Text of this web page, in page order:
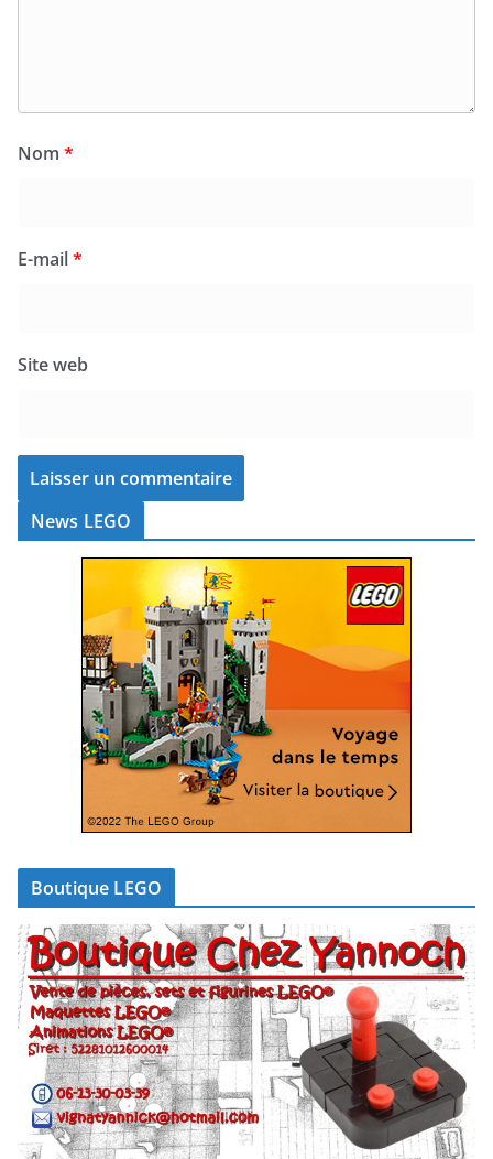
Nom *
E-mail*
Site web
News LEGO
Boutique LEGO